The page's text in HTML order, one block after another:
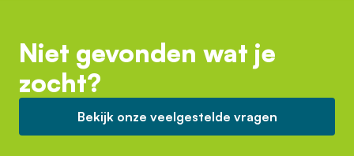
Niet gevonden wat je
zocht?
Bekijk onze veelgestelde vragen